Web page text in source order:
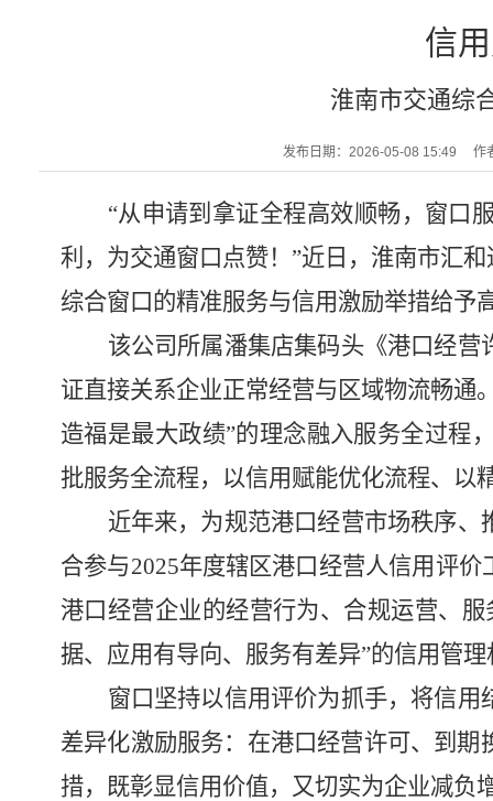
信
淮南市交通综
发布日期：2026-05-08 15:49 作
“从申请到拿证全程高效顺畅，窗口
利，为交通窗口点赞！ ”近日，淮南市汇
综合窗口的精准服务与信用激励举措给予
该公司所属潘集店集码头《港口经
证直接关系企业正常经营与区域物流畅通
造福是最大政绩”的理念融入服务全过程
批服务全流程，以信用赋能优化流程、以
近年来，为规范港口经营市场秩序
合参与2025年度辖区港口经营人信用评
港口经营企业的经营行为、合规运营、
据、应用有导向、服务有差异”的信用管
窗口坚持以信用评价为抓手，将信
差异化激励服务：在港口经营许可、到
措，既彰显信用价值，又切实为企业减负